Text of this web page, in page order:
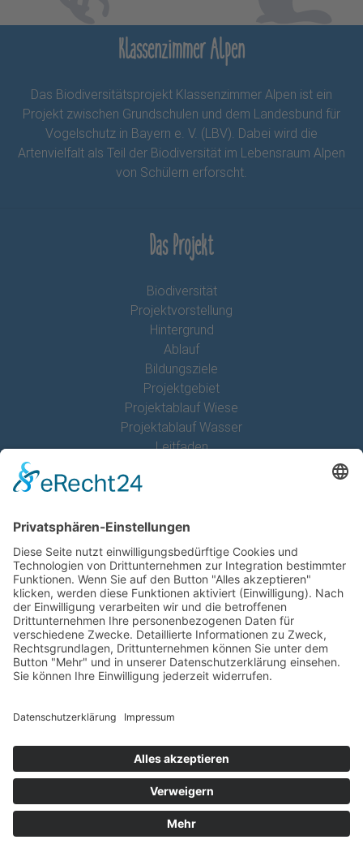
Klassenzimmer Alpen
Das Biodiversitätsprojekt Klassenzimmer Alpen ist ein
Projekt zwischen Grundschulen und dem Landesbund für
Vogelschutz in Bayern e. V. (LBV). Dabei wird die
Artenvielfalt als Teil der Biodiversität im Lebensraum Alpen
von Schülern erforscht.
Das Projekt
Biodiversität
Projektvorstellung
Hintergrund
Ablauf
Bildungsziele
Projektgebiet
Projektablauf Wiese
Projektablauf Wasser
Leitfaden
Projektträger
Das ist der LBV
Der LBV in den Alpen
LBV Umweltbildung
Programm Umweltbildung Schwaben
Kontakt
Kontakt
Impressum
Datenschutz